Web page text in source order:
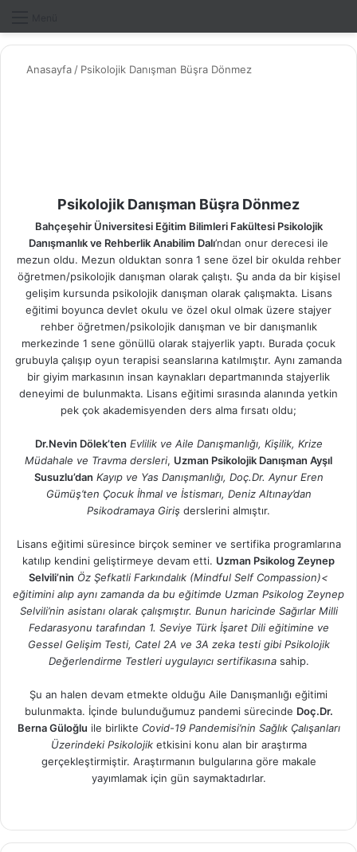
Anasayfa / Psikolojik Danışman Büşra Dönmez
Psikolojik Danışman Büşra Dönmez
Bahçeşehir Üniversitesi Eğitim Bilimleri Fakültesi Psikolojik
Danışmanlık ve Rehberlik Anabilim Dalı’ndan onur derecesi ile
mezun oldu. Mezun olduktan sonra 1 sene özel bir okulda rehber
öğretmen/psikolojik danışman olarak çalıştı. Şu anda da bir kişisel
gelişim kursunda psikolojik danışman olarak çalışmakta. Lisans
eğitimi boyunca devlet okulu ve özel okul olmak üzere stajyer
rehber öğretmen/psikolojik danışman ve bir danışmanlık
merkezinde 1 sene gönüllü olarak stajyerlik yaptı. Burada çocuk
grubuyla çalışıp oyun terapisi seanslarına katılmıştır. Aynı zamanda
bir giyim markasının insan kaynakları departmanında stajyerlik
deneyimi de bulunmakta. Lisans eğitimi sırasında alanında yetkin
pek çok akademisyenden ders alma fırsatı oldu;
Dr.Nevin Dölek’ten Evlilik ve Aile Danışmanlığı, Kişilik, Krize
Müdahale ve Travma dersleri, Uzman Psikolojik Danışman Ayşıl
Susuzlu’dan Kayıp ve Yas Danışmanlığı, Doç.Dr. Aynur Eren
Gümüş’ten Çocuk İhmal ve İstismarı, Deniz Altınay’dan
Psikodramaya Giriş derslerini almıştır.
Lisans eğitimi süresince birçok seminer ve sertifika programlarına
katılıp kendini geliştirmeye devam etti. Uzman Psikolog Zeynep
Selvili’nin Öz Şefkatli Farkındalık (Mindful Self Compassion)<
eğitimini alıp aynı zamanda da bu eğitimde Uzman Psikolog Zeynep
Selvili’nin asistanı olarak çalışmıştır. Bunun haricinde Sağırlar Milli
Fedarasyonu tarafından 1. Seviye Türk İşaret Dili eğitimine ve
Gessel Gelişim Testi, Catel 2A ve 3A zeka testi gibi Psikolojik
Değerlendirme Testleri uygulayıcı sertifikasına sahip.
Şu an halen devam etmekte olduğu Aile Danışmanlığı eğitimi
bulunmakta. İçinde bulunduğumuz pandemi sürecinde Doç.Dr.
Berna Güloğlu ile birlikte Covid-19 Pandemisi’nin Sağlık Çalışanları
Üzerindeki Psikolojiketkisini konu alan bir araştırma
gerçekleştirmiştir. Araştırmanın bulgularına göre makale
yayımlamak için gün saymaktadırlar.
ra